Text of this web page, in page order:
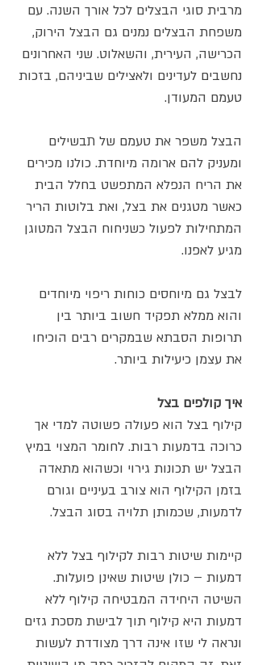
מרבית סוגי הבצלים לכל אורך השנה. עם
משפחת הבצלים נמנים גם הבצל הירוק,
הכרישה, העירית, והשאלוט. שני האחרונים
נחשבים לעדינים ולאצילים שביניהם, בזכות
טעמם המעודן.
הבצל משפר את טעמם של תבשילים
ומעניק להם ארומה מיוחדת. כולנו מכירים
את הריח הנפלא המתפשט בחלל הבית
כאשר מטגנים את בצל, ואת בלוטות הריר
המתחילות לפעול כשניחוח הבצל המטוגן
מגיע לאפנו.
לבצל גם מיוחסים כוחות ריפוי מיוחדים
והוא ממלא תפקיד חשוב ביותר בין
תרופות הסבתא שבמקרים רבים הוכיחו
את עצמן כיעילות ביותר.
איך קולפים בצל
קילוף בצל הוא פעולה פשוטה למדי אך
כרוכה בדמעות רבות. לחומר המצוי במיץ
הבצל יש תכונות גירוי וכשהוא מתאדה
בזמן הקילוף הוא צורב בעיניים וגורם
לדמעות, שכמותן תלויה בסוג הבצל.
קיימות שיטות רבות לקילוף בצל ללא
דמעות – כולן שיטות שאינן פועלות.
השיטה היחידה המבטיחה קילוף ללא
דמעות היא קילוף תוך לבישת מסכת גזים
ונראה לי שזו אינה דרך מצודדת לעשות